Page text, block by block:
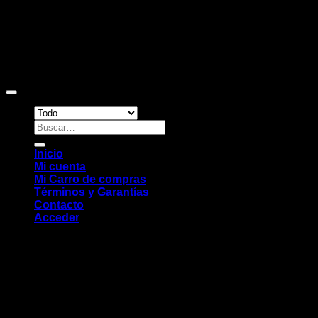
Buscar
por:
Inicio
Mi cuenta
Mi Carro de compras
Términos y Garantías
Contacto
Acceder